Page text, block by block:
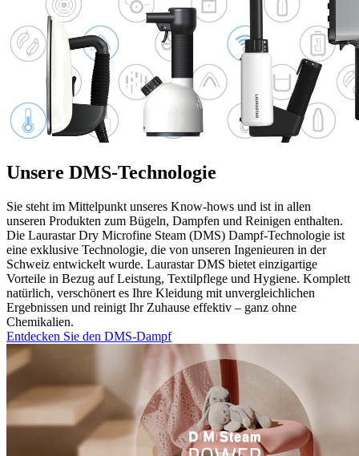
Unsere DMS-Technologie
Sie steht im Mittelpunkt unseres Know-hows und ist in allen
unseren Produkten zum Bügeln, Dampfen und Reinigen enthalten.
Die Laurastar Dry Microfine Steam (DMS) Dampf-Technologie ist
eine exklusive Technologie, die von unseren Ingenieuren in der
Schweiz entwickelt wurde. Laurastar DMS bietet einzigartige
Vorteile in Bezug auf Leistung, Textilpflege und Hygiene. Komplett
natürlich, verschönert es Ihre Kleidung mit unvergleichlichen
Ergebnissen und reinigt Ihr Zuhause effektiv – ganz ohne
Chemikalien.
Entdecken Sie den DMS-Dampf